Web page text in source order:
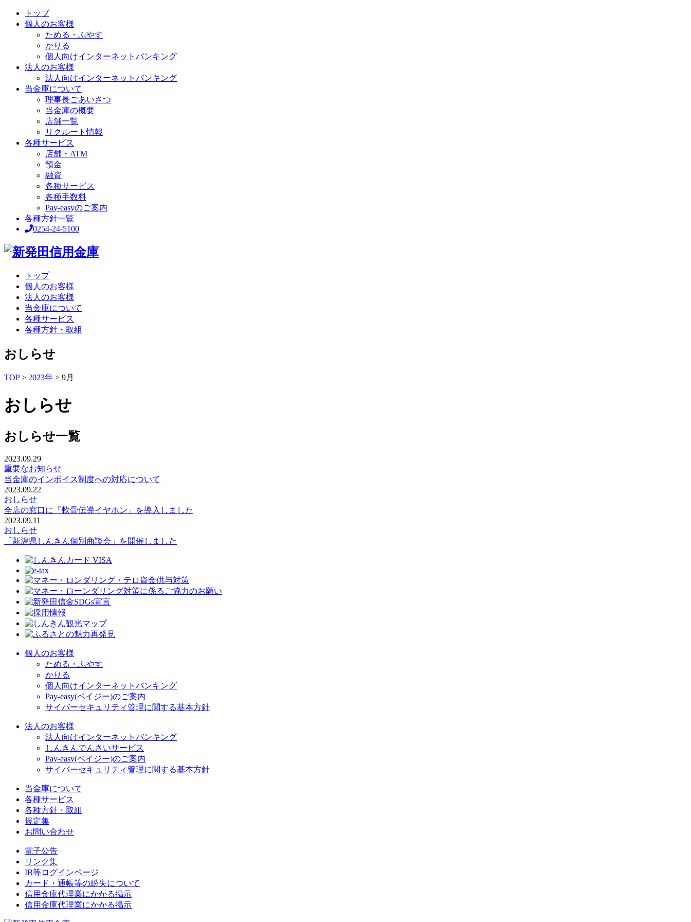
トップ
個人のお客様
ためる・ふやす
かりる
個人向けインターネットバンキング
法人のお客様
法人向けインターネットバンキング
当金庫について
理事長ごあいさつ
当金庫の概要
店舗一覧
リクルート情報
各種サービス
店舗・ATM
預金
融資
各種サービス
各種手数料
Pay-easyのご案内
各種方針一覧
0254-24-5100
トップ
個人のお客様
法人のお客様
当金庫について
各種サービス
各種方針・取組
おしらせ
TOP> 2023年 > 9月
おしらせ
おしらせ一覧
2023.09.29
重要なお知らせ
当金庫のインボイス制度への対応について
2023.09.22
おしらせ
全店の窓口に「軟骨伝導イヤホン」を導入しました
2023.09.11
おしらせ
「新潟県しんきん個別商談会」を開催しました
個人のお客様
ためる・ふやす
かりる
個人向けインターネットバンキング
Pay-easy(ペイジー)のご案内
サイバーセキュリティ管理に関する基本方針
法人のお客様
法人向けインターネットバンキング
しんきんでんさいサービス
Pay-easy(ペイジー)のご案内
サイバーセキュリティ管理に関する基本方針
当金庫について
各種サービス
各種方針・取組
規定集
お問い合わせ
電子公告
リンク集
IB等ログインページ
カード・通帳等の紛失について
信用金庫代理業にかかる掲示
信用金庫代理業にかかる掲示